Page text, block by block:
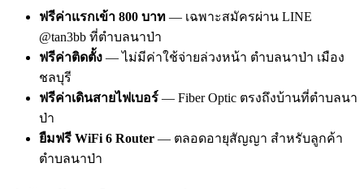
ฟรีค่าแรกเข้า 800 บาท — เฉพาะสมัครผ่าน LINE
@tan3bb ที่ตำบลนาป่า
ฟรีค่าติดตั้ง — ไม่มีค่าใช้จ่ายล่วงหน้า ตำบลนาป่า เมือง
ชลบุรี
ฟรีค่าเดินสายไฟเบอร์ — Fiber Optic ตรงถึงบ้านที่ตำบลนา
ป่า
ยืมฟรี WiFi 6 Router — ตลอดอายุสัญญา สำหรับลูกค้า
ตำบลนาป่า